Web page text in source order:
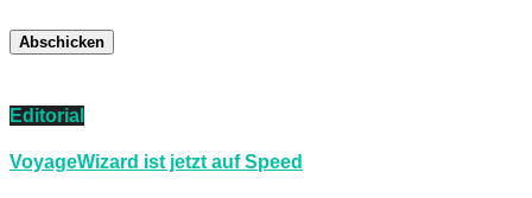
Editorial
VoyageWizard ist jetzt auf Speed